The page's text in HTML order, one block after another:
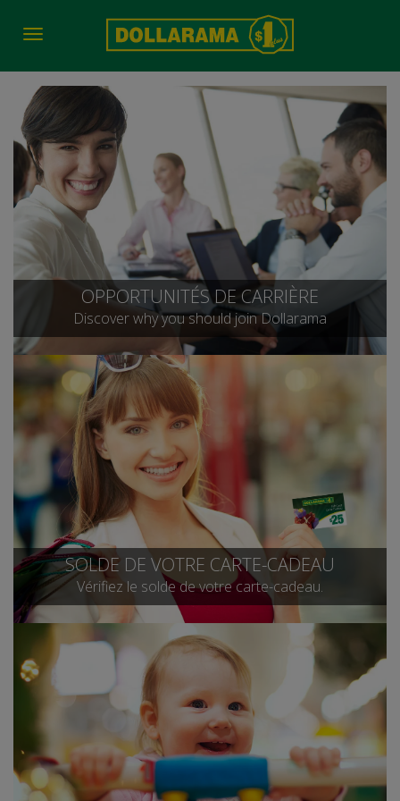
Toggle
OPPORTUNITÉS DE CARRIÈRE
Discover why you should join Dollarama
SOLDE DE VOTRE CARTE-CADEAU
Vérifiez le solde de votre carte-cadeau.